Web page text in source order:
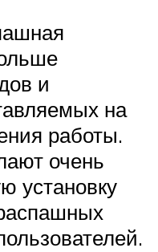
и
на
работы.
очень
установку